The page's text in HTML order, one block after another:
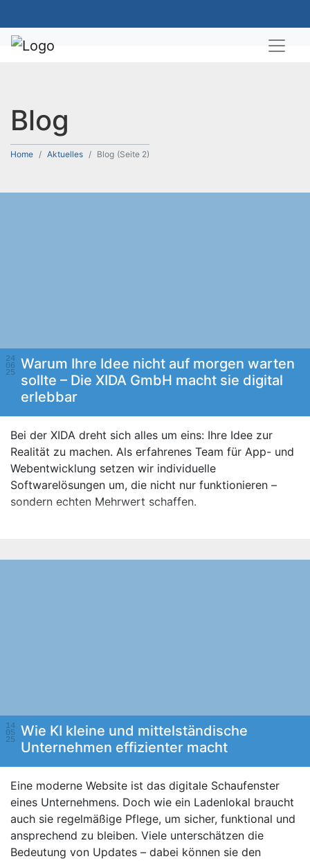
Blog
Home Aktuelles Blog (Seite 2)
24
06
25
Warum Ihre Idee nicht auf morgen warten
sollte – Die XIDA GmbH macht sie digital
erlebbar
Bei der XIDA dreht sich alles um eins: Ihre Idee zur
Realität zu machen. Als erfahrenes Team für App- und
Webentwicklung setzen wir individuelle
Softwarelösungen um, die nicht nur funktionieren –
sondern echten Mehrwert schaffen.
14
05
25
Wie KI kleine und mittelständische
Unternehmen effizienter macht
Eine moderne Website ist das digitale Schaufenster
eines Unternehmens. Doch wie ein Ladenlokal braucht
auch sie regelmäßige Pflege, um sicher, funktional und
ansprechend zu bleiben. Viele unterschätzen die
Bedeutung von Updates – dabei können sie den